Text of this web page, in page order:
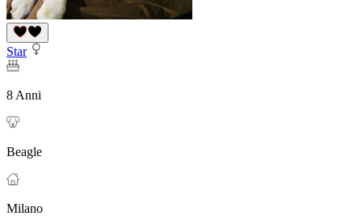
Star
8 Anni
Beagle
Milano